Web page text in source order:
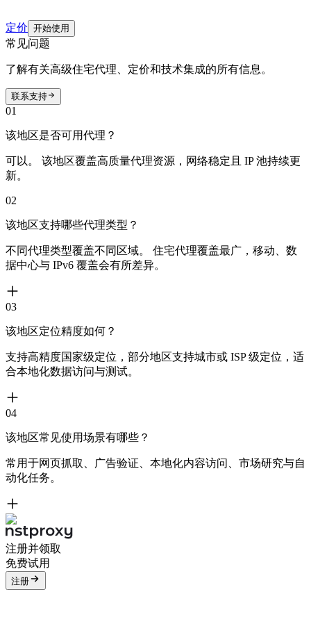
定价 开始使用
常见问题
了解有关高级住宅代理、定价和技术集成的所有信息。
联系支持
01
该地区是否可用代理？
可以。 该地区覆盖高质量代理资源，网络稳定且 IP 池持续更
新。
02
该地区支持哪些代理类型？
不同代理类型覆盖不同区域。 住宅代理覆盖最广，移动、数
据中心与 IPv6 覆盖会有所差异。
03
该地区定位精度如何？
支持高精度国家级定位，部分地区支持城市或 ISP 级定位，适
合本地化数据访问与测试。
04
该地区常见使用场景有哪些？
常用于网页抓取、广告验证、本地化内容访问、市场研究与自
动化任务。
注册并领取
免费试用
注册